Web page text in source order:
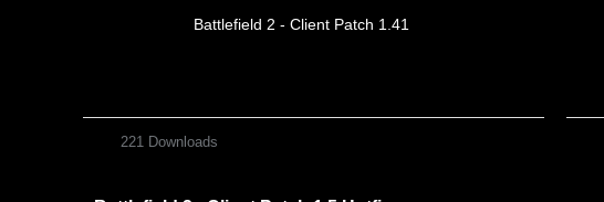
Battlefield 2 - Client Patch 1.41
221 Downloads